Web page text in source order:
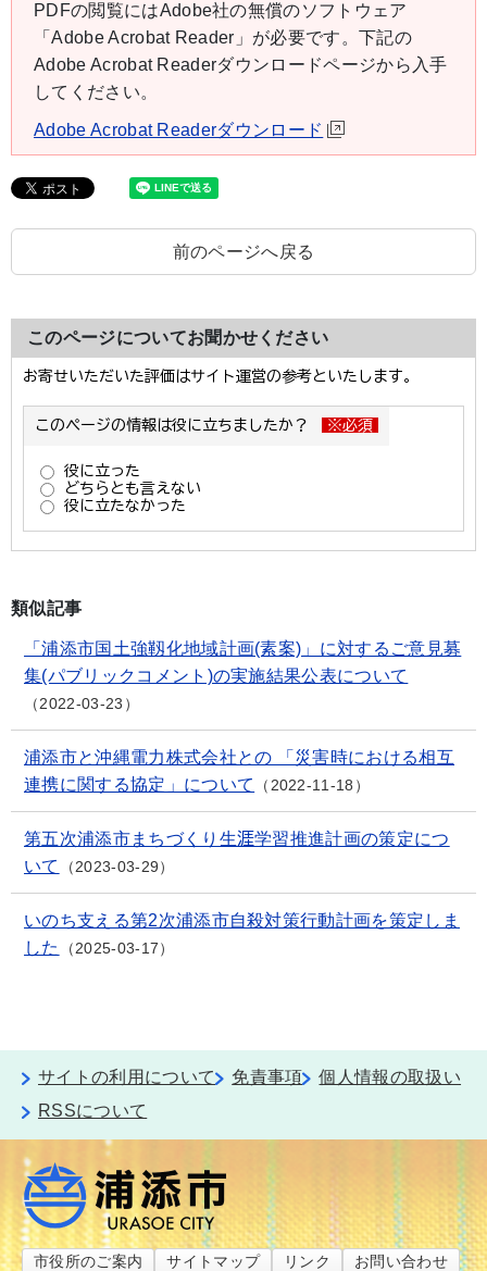
PDFの閲覧にはAdobe社の無償のソフトウェア
「Adobe Acrobat Reader」が必要です。下記の
Adobe Acrobat Readerダウンロードページから入手
してください。
Adobe Acrobat Readerダウンロード
前のページへ戻る
このページについてお聞かせください
類似記事
「浦添市国土強靱化地域計画(素案)」に対するご意見募
集(パブリックコメント)の実施結果公表について
2022-03-23
浦添市と沖縄電力株式会社との 「災害時における相互
連携に関する協定」について
2022-11-18
第五次浦添市まちづくり生涯学習推進計画の策定につ
いて
2023-03-29
いのち支える第2次浦添市自殺対策行動計画を策定しま
した
2025-03-17
サイトの利用について 免責事項
個人情報の取扱い
RSSについて
市役所のご案内 サイトマップ リンク お問い合わせ